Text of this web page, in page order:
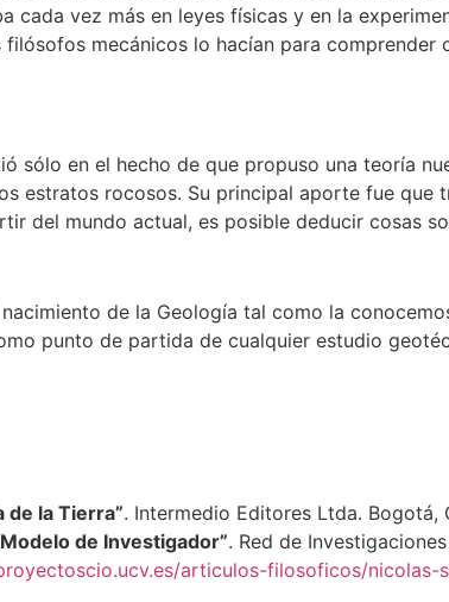
cada vez más en leyes físicas y en la
mecánicos lo hacían para
sólo en el hecho de que propuso una teoría
estratos rocosos. Su principal aporte fue
del mundo actual, es posible deducir cosas
de la Geología tal como la
punto de partida de cualquier estudio
de la Tierra”. Intermedio Editores Ltda. Bogotá,
de Investigador”. Red de
articulos-filosoficos/nicolas-